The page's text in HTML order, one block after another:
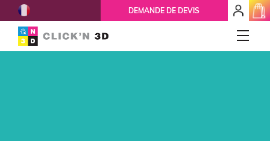
DEMANDE DE DEVIS
mon
espace
client
French